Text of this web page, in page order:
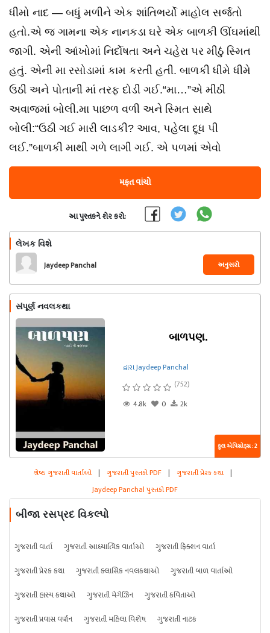
ધીમો નાદ — બધું મળીને એક શાંતિભર્યો માહોલ સર્જતો
હતો.એ જ ગામના એક નાનકડા ઘરે એક બાળકી ઊંઘમાંથી
જાગી. એની આંખોમાં નિર્દોષતા અને ચહેરા પર મીઠું સ્મિત
હતું. એની મા રસોડામાં કામ કરતી હતી. બાળકી ધીમે ધીમે
ઉઠી અને પોતાની માં તરફ દોડી ગઈ.“મા…”એ મીઠી
અવાજમાં બોલી.મા પાછળ વળી અને સ્મિત સાથે
બોલી:“ઉઠી ગઈ મારી લાડકી? આવ, પહેલા દૂધ પી
લઈ.”બાળકી માથી ગળે લાગી ગઈ. એ પળમાં એવો
મફત વાંચો
આ પુસ્તકને શેર કરો:
લેખક વિશે
Jaydeep Panchal અનુસરો
સંપૂર્ણ નવલકથા
બાળપણ.
દ્વારા Jaydeep Panchal
(752)
4.8k
0 2k
કુલ એપિસોડ્સ : 2
શ્રેષ્ઠ ગુજરાતી વાર્તાઓ | ગુજરાતી પુસ્તકો PDF | ગુજરાતી પ્રેરક કથા |
Jaydeep Panchal પુસ્તકો PDF
બીજા રસપ્રદ વિકલ્પો
ગુજરાતી વાર્તા ગુજરાતી આધ્યાત્મિક વાર્તાઓ
ગુજરાતી ફિક્શન વાર્તા
ગુજરાતી પ્રેરક કથા
ગુજરાતી ક્લાસિક નવલકથાઓ
ગુજરાતી બાળ વાર્તાઓ
ગુજરાતી હાસ્ય કથાઓ
ગુજરાતી મેગેઝિન
ગુજરાતી કવિતાઓ
ગુજરાતી પ્રવાસ વર્ણન
ગુજરાતી મહિલા વિશેષ ગુજરાતી નાટક